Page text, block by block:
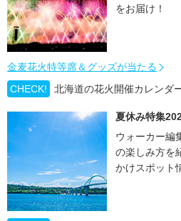
をお届け！
金麦花火特等席＆グッズが当たる
CHECK!
北海道の花火開催カレンダ
夏休み特集
ウォーカー編
の楽しみ方を
かけスポット